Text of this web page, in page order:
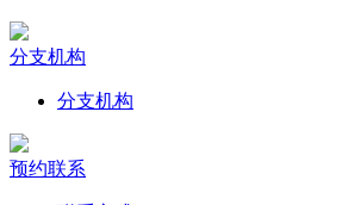
分支机构
分支机构
预约联系